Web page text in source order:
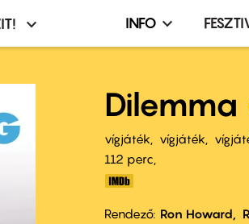
Infó,
menü
INFO
Dilemma
vígjáték vígjáték
112 perc,
Rendező Ron Howard